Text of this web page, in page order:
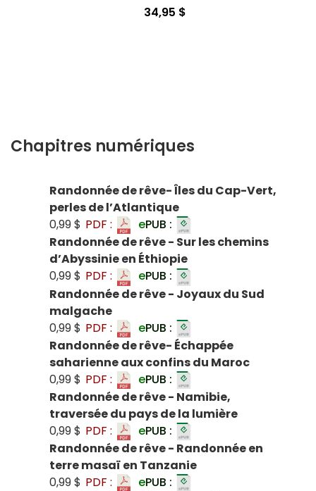
34,95 $
Chapitres numériques
Randonnée de rêve- Îles du Cap-Vert,
perles de l’Atlantique
0,99 $ PDF : ePUB :
Randonnée de rêve - Sur les chemins
d’Abyssinie en Éthiopie
0,99 $ PDF : ePUB :
Randonnée de rêve - Joyaux du Sud
malgache
0,99 $ PDF : ePUB :
Randonnée de rêve- Échappée
saharienne aux confins du Maroc
0,99 $ PDF : ePUB :
Randonnée de rêve - Namibie,
traversée du pays de la lumière
0,99 $ PDF : ePUB :
Randonnée de rêve - Randonnée en
terre masaï en Tanzanie
0,99 $ PDF : ePUB :